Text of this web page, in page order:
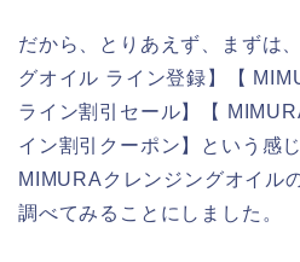
だから、とりあえず、まずは
グオイル ライン登録】【
ライン割引セール】【
イン割引クーポン】という感
MIMURAクレンジングオイル
調べてみることにしました。